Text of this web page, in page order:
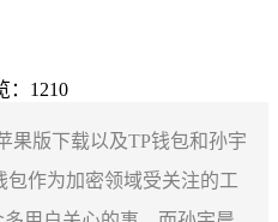
：1210
果版下载以及TP钱包和孙宇
包作为加密领域受关注的工